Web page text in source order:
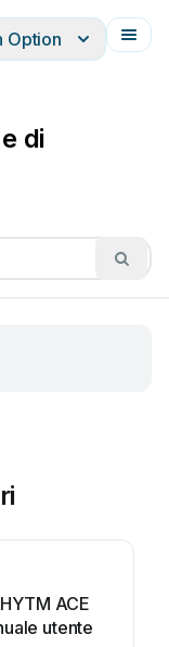
Option
di
ACE
utente